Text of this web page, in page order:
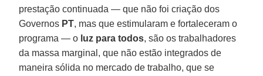
prestação continuada — que não foi criação dos
Governos PT, mas que estimularam e fortaleceram o
programa — o luz para todos, são os trabalhadores
da massa marginal, que não estão integrados de
maneira sólida no mercado de trabalho, que se